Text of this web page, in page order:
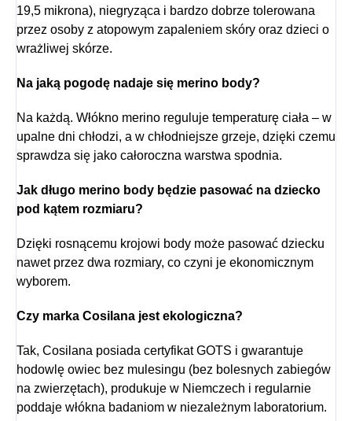
19,5 mikrona), niegryząca i bardzo dobrze tolerowana
przez osoby z atopowym zapaleniem skóry oraz dzieci o
wrażliwej skórze.
Na jaką pogodę nadaje się merino body?
Na każdą. Włókno merino reguluje temperaturę ciała – w
upalne dni chłodzi, a w chłodniejsze grzeje, dzięki czemu
sprawdza się jako całoroczna warstwa spodnia.
Jak długo merino body będzie pasować na dziecko
pod kątem rozmiaru?
Dzięki rosnącemu krojowi body może pasować dziecku
nawet przez dwa rozmiary, co czyni je ekonomicznym
wyborem.
Czy marka Cosilana jest ekologiczna?
Tak, Cosilana posiada certyfikat GOTS i gwarantuje
hodowlę owiec bez mulesingu (bez bolesnych zabiegów
na zwierzętach), produkuje w Niemczech i regularnie
poddaje włókna badaniom w niezależnym laboratorium.